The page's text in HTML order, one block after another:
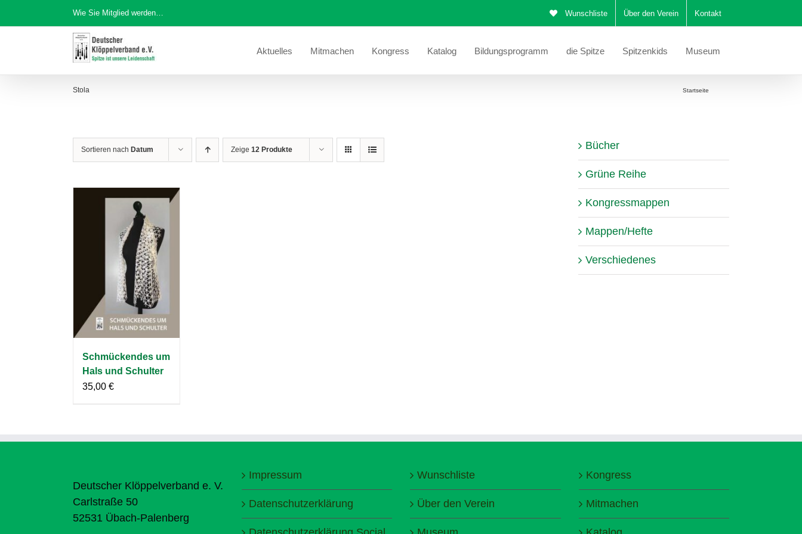
Inhalt
Wie Sie Mitglied werden… Wunschliste Über den Verein Kontakt
Aktuelles Mitmachen Kongress Katalog Bildungsprogramm die Spitze Spitzenkids Museum
Stola Startseite
Sortieren nach Datum Zeige 12 Produkte
Schmückendes um
Hals und Schulter
35,00 €
Bücher
Grüne Reihe
Kongressmappen
Mappen/Hefte
Verschiedenes
Deutscher Klöppelverband e. V.
Carlstraße 50
52531 Übach-Palenberg
Impressum
Datenschutzerklärung
Wunschliste
Über den Verein
Kongress
Mitmachen